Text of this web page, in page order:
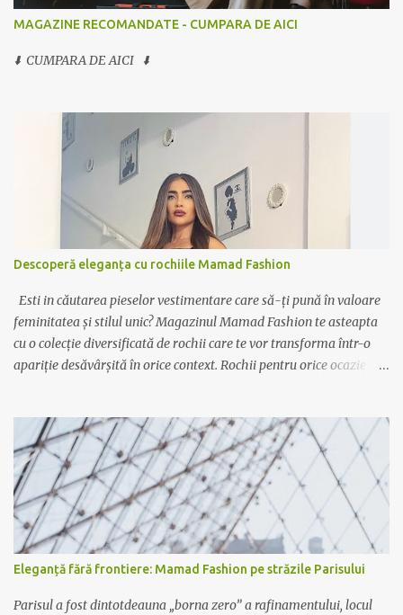
MAGAZINE RECOMANDATE - CUMPARA DE AICI
⬇️ CUMPARA DE AICI ⬇️
Descoperă eleganța cu rochiile Mamad Fashion
Esti in căutarea pieselor vestimentare care să-ți pună în valoare
feminitatea și stilul unic? Magazinul Mamad Fashion te asteapta
cu o colecție diversificată de rochii care te vor transforma într-o
apariție desăvârșită în orice context. Rochii pentru orice ocazie
Fashion are soluția potrivită pentru tine. De la rochiile lungi,
vaporoase și elegante, perfecte pentru evenimente formale, la
rochiile scurte și lejere, ideale pentru plimbările în oraș sau ieșirile
cu prietenii, colecția noastră acoperă toate gusturile și preferințele.
Calitate și rafinament Fiecare rochie Mamad Fashion este creată
cu atenție la detalii, folosind materiale de calitate superioară ce
oferă confort și durabilitate. Designul sofisticat și croiala
impecabilă fac din fiecare piesă un element distinctiv al garderobei
tale. Exprimă-ți personalitatea Lasă-te inspirată de culori
Eleganță fără frontiere: Mamad Fashion pe străzile Parisului
Parisul a fost dintotdeauna „borna zero” a rafinamentului, locul